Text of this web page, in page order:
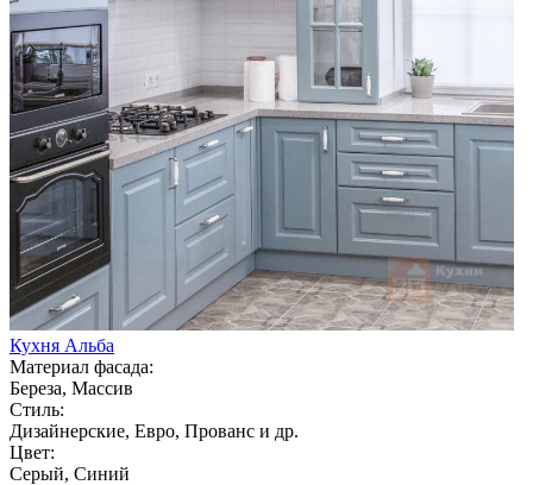
Кухня Альба
Материал фасада:
Береза, Массив
Стиль:
Дизайнерские, Евро, Прованс и др.
Цвет:
Серый, Синий